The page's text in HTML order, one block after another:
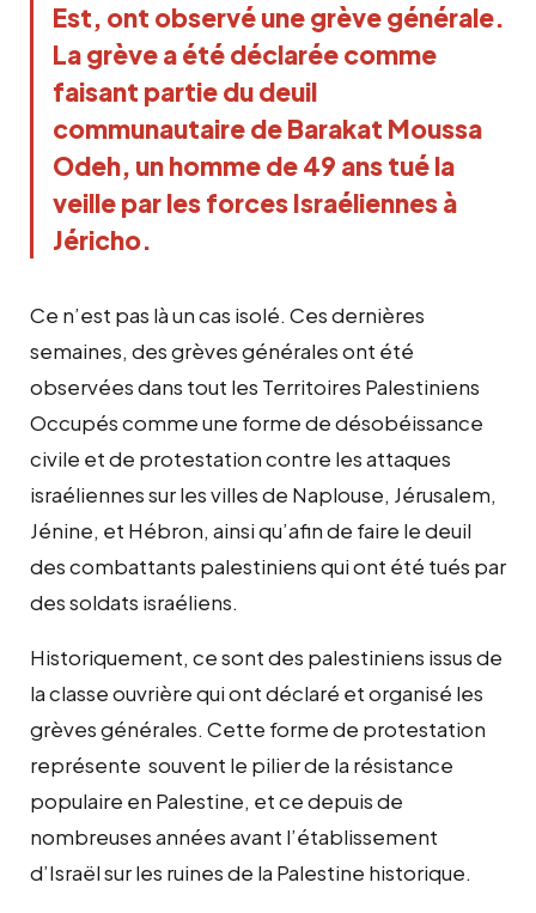
Est, ont observé une grève générale.
La grève a été déclarée comme
faisant partie du deuil
communautaire deBarakat Moussa
Odeh, un homme de 49 ans tué la
veille par les forces Israéliennes à
Jéricho.
Ce n’est pas là un cas isolé. Ces dernières
semaines, des grèves générales ont été
observées dans tout les Territoires Palestiniens
Occupés comme une forme de désobéissance
civile et de protestation contre les attaques
israéliennes sur les villes de Naplouse, Jérusalem,
Jénine, et Hébron, ainsi qu’afin de faire le deuil
des combattants palestiniens qui ont été tués par
des soldats israéliens.
Historiquement, ce sont des palestiniens issus de
la classe ouvrière qui ont déclaré et organisé les
grèves générales. Cette forme de protestation
représente souvent le pilier de la résistance
populaire en Palestine, et ce depuis de
nombreuses années avant l’établissement
d’Israël sur les ruines de la Palestine historique.